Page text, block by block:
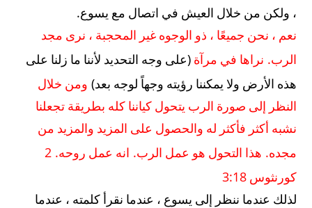
، ولكن من خلال العيش في اتصال مع يسوع.
نعم ، نحن جميعًا ، ذو الوجوه غير المحجبة ، نرى مجد
الرب. نراها في مرآة(على وجه التحديد لأننا ما زلنا على
هذه الأرض ولا يمكننا رؤيته وجهاً لوجه بعد) ومن خلال
النظر إلى صورة الرب يتحول كياننا كله بطريقة تجعلنا
نشبه أكثر فأكثر له والحصول على المزيد والمزيد من
مجده. هذا التحول هو عمل الرب. انه عمل روحه. 2
كورنثوس3:18
لذلك عندما ننظر إلى يسوع ، عندما نقرأ كلمته ، عندما